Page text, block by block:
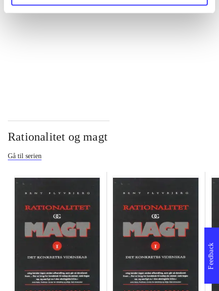
Rationalitet og magt
Gå til serien
Feedback